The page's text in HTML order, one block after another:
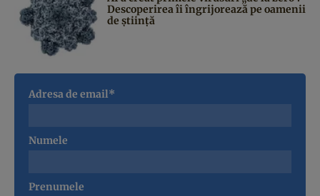
Descoperirea îi îngrijorează pe oamenii
de știință
Adresa de email*
Numele
Prenumele